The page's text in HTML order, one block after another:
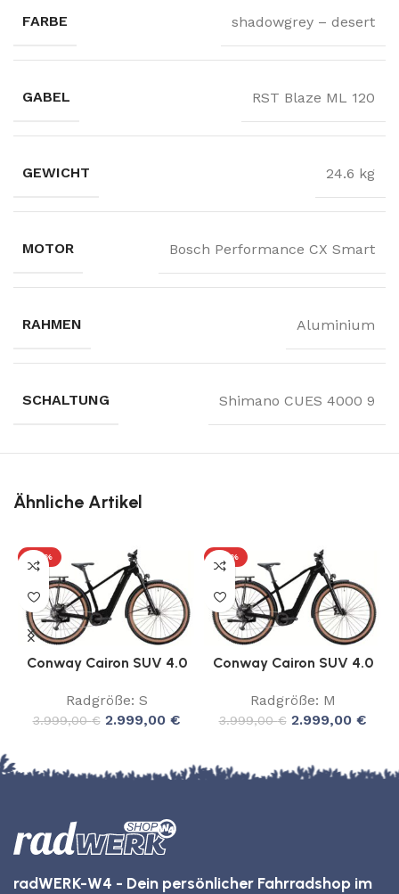
FARBE shadowgrey – desert
GABEL RST Blaze ML 120
GEWICHT 24.6 kg
MOTOR Bosch Performance CX Smart
RAHMEN Aluminium
SCHALTUNG Shimano CUES 4000 9
Ähnliche Artikel
-25%
Conway Cairon SUV 4.0
Radgröße: S
3.999,00€ 2.999,00 €
-25%
Conway Cairon SUV 4.0
Radgröße: M
3.999,00€ 2.999,00 €
radWERK-W4 - Dein persönlicher Fahrradshop im